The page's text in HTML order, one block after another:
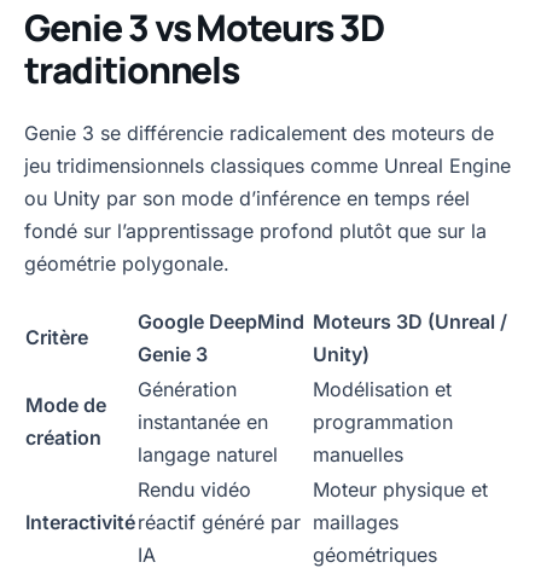
Genie 3 vs Moteurs 3D
traditionnels
Genie 3 se différencie radicalement des moteurs de
jeu tridimensionnels classiques comme Unreal Engine
ou Unity par son mode d’inférence en temps réel
fondé sur l’apprentissage profond plutôt que sur la
géométrie polygonale.
Critère
Google DeepMind
Genie 3
Moteurs 3D (Unreal /
Unity)
Mode de
création
Génération
instantanée en
langage naturel
Modélisation et
programmation
manuelles
Interactivité
Rendu vidéo
réactif généré par
IA
Moteur physique et
maillages
géométriques